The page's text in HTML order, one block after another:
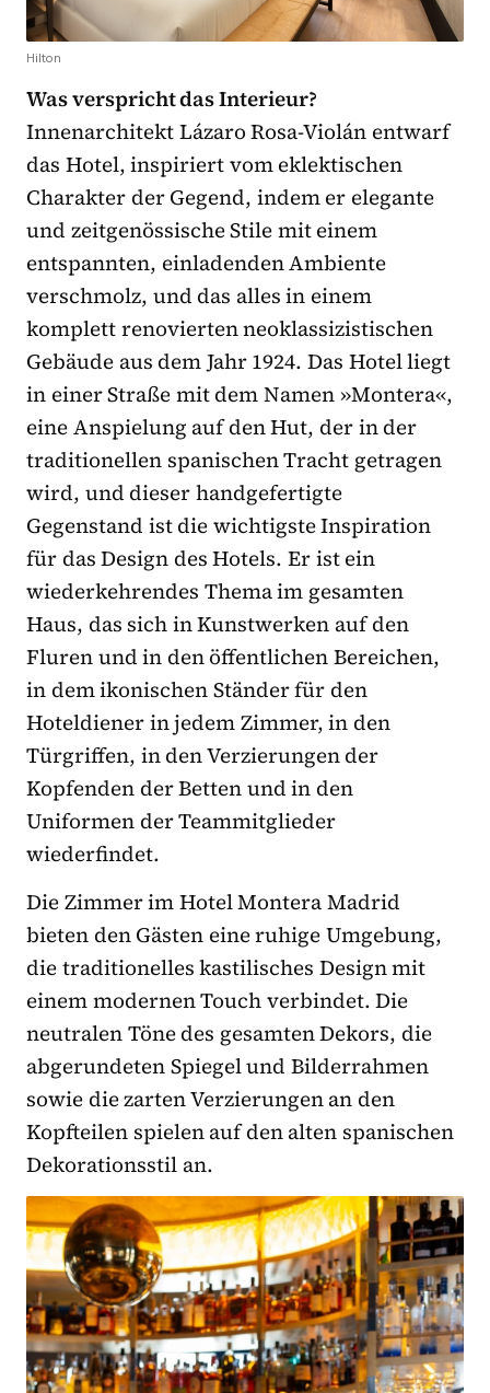
Hilton
Was verspricht das Interieur?
Innenarchitekt Lázaro Rosa-Violán entwarf
das Hotel, inspiriert vom eklektischen
Charakter der Gegend, indem er elegante
und zeitgenössische Stile mit einem
entspannten, einladenden Ambiente
verschmolz, und das alles in einem
komplett renovierten neoklassizistischen
Gebäude aus dem Jahr 1924. Das Hotel liegt
in einer Straße mit dem Namen »Montera«,
eine Anspielung auf den Hut, der in der
traditionellen spanischen Tracht getragen
wird, und dieser handgefertigte
Gegenstand ist die wichtigste Inspiration
für das Design des Hotels. Er ist ein
wiederkehrendes Thema im gesamten
Haus, das sich in Kunstwerken auf den
Fluren und in den öffentlichen Bereichen,
in dem ikonischen Ständer für den
Hoteldiener in jedem Zimmer, in den
Türgriffen, in den Verzierungen der
Kopfenden der Betten und in den
Uniformen der Teammitglieder
wiederfindet.
Die Zimmer im Hotel Montera Madrid
bieten den Gästen eine ruhige Umgebung,
die traditionelles kastilisches Design mit
einem modernen Touch verbindet. Die
neutralen Töne des gesamten Dekors, die
abgerundeten Spiegel und Bilderrahmen
sowie die zarten Verzierungen an den
Kopfteilen spielen auf den alten spanischen
Dekorationsstil an.